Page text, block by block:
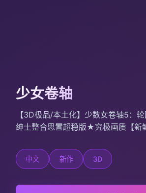
少女卷轴
【3D极品/本土化】少数女卷轴5：
绅士整合思置超稳版★究极画质【新
中文 新作 3D